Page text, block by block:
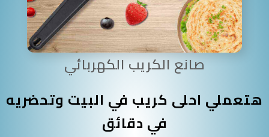
صانع الكريب الكهربائي
هتعملي احلى كريب في البيت وتحضريه
في دقائق